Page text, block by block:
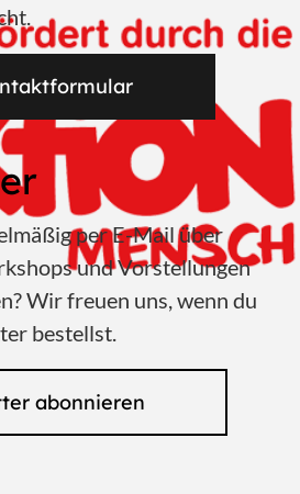
per E-Mail über
und Vorstellungen
Wir freuen uns, wenn du
bestellst.
abonnieren